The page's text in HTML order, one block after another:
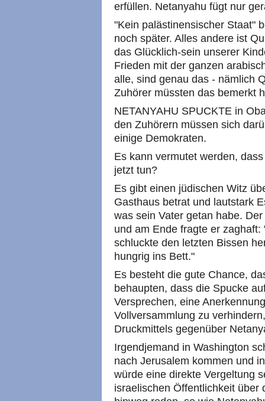
erfüllen. Netanyahu fügt nur
"Kein palästinensischer Staat"
noch später. Alles andere ist
das Glücklich-sein unserer
Frieden mit der ganzen
alle, sind genau das - nämlich
Zuhörer müssten das bemerkt
NETANYAHU SPUCKTE in
den Zuhörern müssen sich
einige Demokraten.
Es kann vermutet werden,
jetzt tun?
Es gibt einen jüdischen Witz
Gasthaus betrat und lautstark
was sein Vater getan habe.
und am Ende fragte er
schluckte den letzten Bissen
hungrig ins Bett."
Es besteht die gute Chance,
behaupten, dass die Spucke
Versprechen, eine
Vollversammlung zu
Druckmittels gegenüber
Irgendjemand in Washington
nach Jerusalem kommen und
würde eine direkte Vergeltung
israelischen Öffentlichkeit über